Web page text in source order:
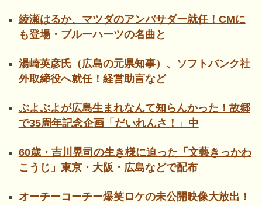
綾瀬はるか、マツダのアンバサダー就任！CMに
も登場・ブルーハーツの名曲と
湯崎英彦氏（広島の元県知事）、ソフトバンク社
外取締役へ就任！経営助言など
ぷよぷよが広島生まれなんて知らんかった！故郷
で35周年記念企画「だいれんさ！」中
60歳・吉川晃司の生き様に迫った「文藝きっかわ
こうじ」東京・大阪・広島などで配布
オーチーコーチー爆笑ロケの未公開映像大放出！